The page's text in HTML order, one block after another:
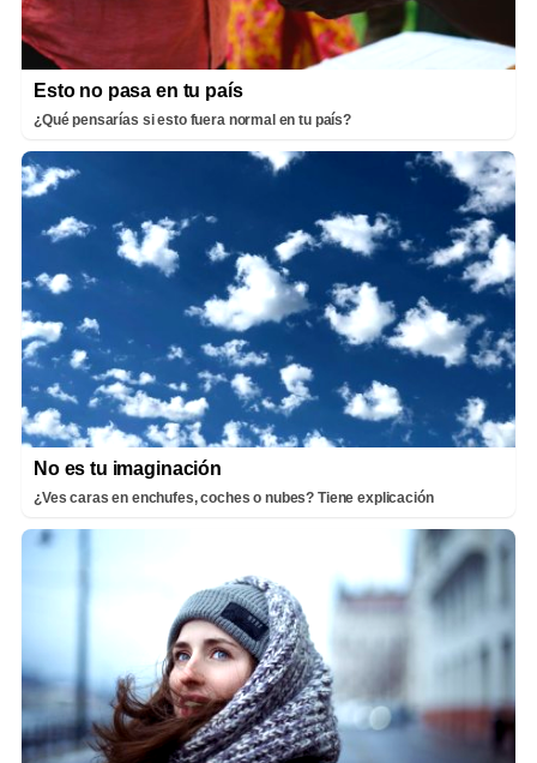
Esto no pasa en tu país
¿Qué pensarías si esto fuera normal en tu país?
No es tu imaginación
¿Ves caras en enchufes, coches o nubes? Tiene explicación